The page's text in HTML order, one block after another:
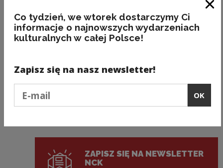
Wrocławski gawrosz - Jarosław Hyk
ZAPISZ SIĘ NA NEWSLETTER
NCK
Co tydzień, we wtorek dostarczymy Ci
informacje o najnowszych wydarzeniach
kulturalnych w całej Polsce!
Zapisz się na nasz newsletter!
OK